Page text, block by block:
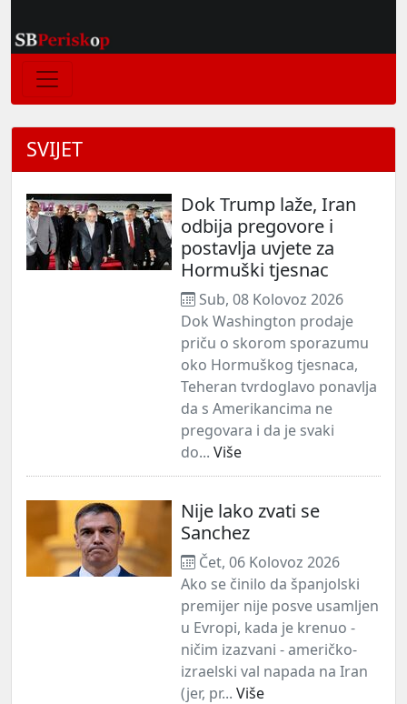
SVIJET
Dok Trump laže, Iran
odbija pregovore i
postavlja uvjete za
Hormuški tjesnac
Sub, 08 Kolovoz 2026
Dok Washington prodaje
priču o skorom sporazumu
oko Hormuškog tjesnaca,
Teheran tvrdoglavo ponavlja
da s Amerikancima ne
pregovara i da je svaki
do... Više
Nije lako zvati se
Sanchez
Čet, 06 Kolovoz 2026
Ako se činilo da španjolski
premijer nije posve usamljen
u Evropi, kada je krenuo -
ničim izazvani - američko-
izraelski val napada na Iran
(jer, pr... Više